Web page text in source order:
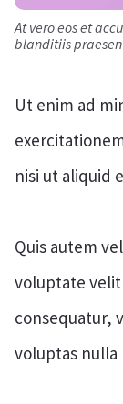
At vero eos et
blanditiis
Ut enim ad
nisi ut aliquid
Quis autem
voluptate velit
consequatur,
voluptas nulla